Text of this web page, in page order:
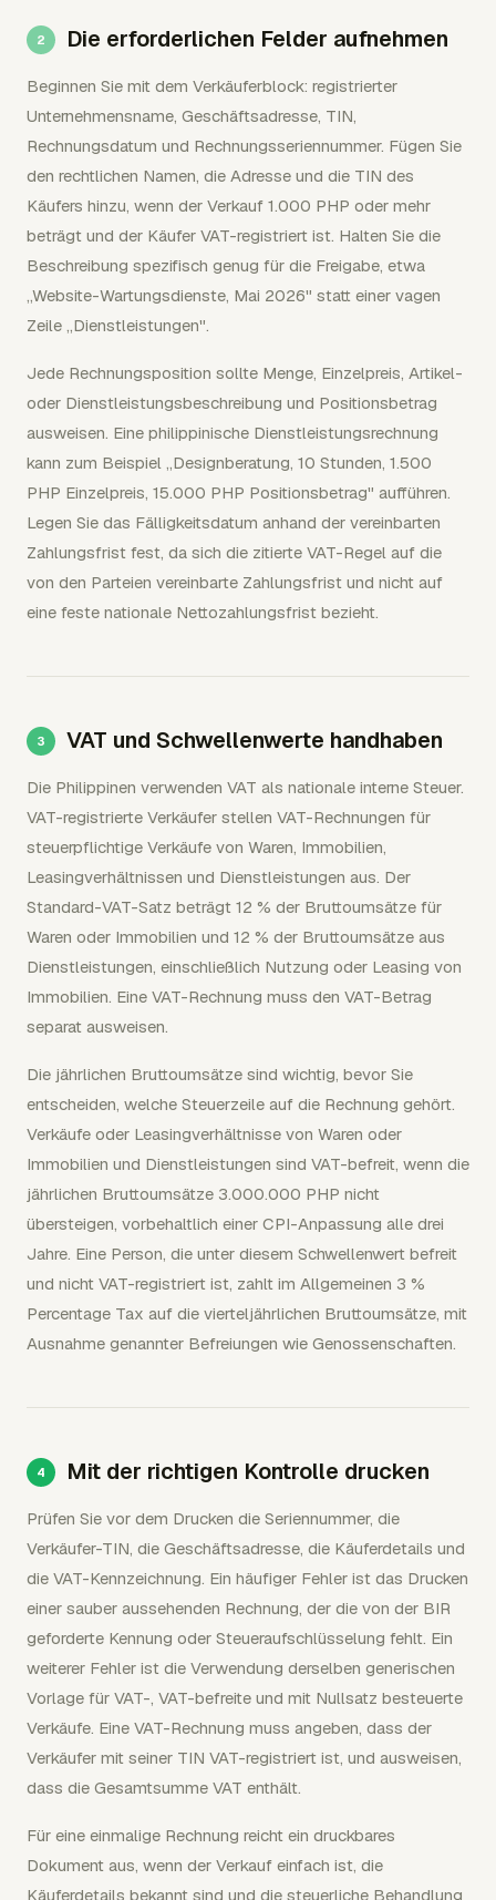
Die erforderlichen Felder aufnehmen
Beginnen Sie mit dem Verkäuferblock: registrierter
Unternehmensname, Geschäftsadresse, TIN,
Rechnungsdatum und Rechnungsseriennummer. Fügen Sie
den rechtlichen Namen, die Adresse und die TIN des
Käufers hinzu, wenn der Verkauf 1.000 PHP oder mehr
beträgt und der Käufer VAT-registriert ist. Halten Sie die
Beschreibung spezifisch genug für die Freigabe, etwa
„Website-Wartungsdienste, Mai 2026" statt einer vagen
Zeile „Dienstleistungen".
Jede Rechnungsposition sollte Menge, Einzelpreis, Artikel-
oder Dienstleistungsbeschreibung und Positionsbetrag
ausweisen. Eine philippinische Dienstleistungsrechnung
kann zum Beispiel „Designberatung, 10 Stunden, 1.500
PHP Einzelpreis, 15.000 PHP Positionsbetrag" aufführen.
Legen Sie das Fälligkeitsdatum anhand der vereinbarten
Zahlungsfrist fest, da sich die zitierte VAT-Regel auf die
von den Parteien vereinbarte Zahlungsfrist und nicht auf
eine feste nationale Nettozahlungsfrist bezieht.
VAT und Schwellenwerte handhaben
Die Philippinen verwenden VAT als nationale interne Steuer.
VAT-registrierte Verkäufer stellen VAT-Rechnungen für
steuerpflichtige Verkäufe von Waren, Immobilien,
Leasingverhältnissen und Dienstleistungen aus. Der
Standard-VAT-Satz beträgt 12 % der Bruttoumsätze für
Waren oder Immobilien und 12 % der Bruttoumsätze aus
Dienstleistungen, einschließlich Nutzung oder Leasing von
Immobilien. Eine VAT-Rechnung muss den VAT-Betrag
separat ausweisen.
Die jährlichen Bruttoumsätze sind wichtig, bevor Sie
entscheiden, welche Steuerzeile auf die Rechnung gehört.
Verkäufe oder Leasingverhältnisse von Waren oder
Immobilien und Dienstleistungen sind VAT-befreit, wenn die
jährlichen Bruttoumsätze 3.000.000 PHP nicht
übersteigen, vorbehaltlich einer CPI-Anpassung alle drei
Jahre. Eine Person, die unter diesem Schwellenwert befreit
und nicht VAT-registriert ist, zahlt im Allgemeinen 3 %
Percentage Tax auf die vierteljährlichen Bruttoumsätze, mit
Ausnahme genannter Befreiungen wie Genossenschaften.
Mit der richtigen Kontrolle drucken
Prüfen Sie vor dem Drucken die Seriennummer, die
Verkäufer-TIN, die Geschäftsadresse, die Käuferdetails und
die VAT-Kennzeichnung. Ein häufiger Fehler ist das Drucken
einer sauber aussehenden Rechnung, der die von der BIR
geforderte Kennung oder Steueraufschlüsselung fehlt. Ein
weiterer Fehler ist die Verwendung derselben generischen
Vorlage für VAT-, VAT-befreite und mit Nullsatz besteuerte
Verkäufe. Eine VAT-Rechnung muss angeben, dass der
Verkäufer mit seiner TIN VAT-registriert ist, und ausweisen,
dass die Gesamtsumme VAT enthält.
Für eine einmalige Rechnung reicht ein druckbares
Dokument aus, wenn der Verkauf einfach ist, die
Käuferdetails bekannt sind und die steuerliche Behandlung